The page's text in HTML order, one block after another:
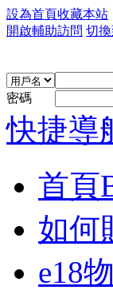
設為首頁收藏本站
開啟輔助訪問 切
密碼
快捷導
首頁
如何
e18